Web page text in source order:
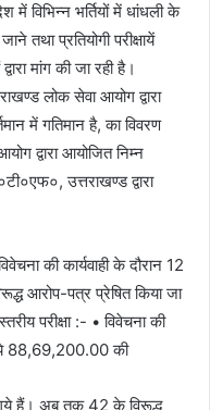
में विभिन्न भर्तियों में धांधली के
तथा प्रतियोगी परीक्षायें
मांग की जा रही है।
लोक सेवा आयोग द्वारा
में गतिमान है, का विवरण
द्वारा आयोजित निम्न
उत्तराखण्ड द्वारा
की कार्यवाही के दौरान 12
आरोप-पत्र प्रेषित किया जा
परीक्षा :- • विवेचना की
88,69,200.00 की
हैं। अब तक 42 के विरूद्ध